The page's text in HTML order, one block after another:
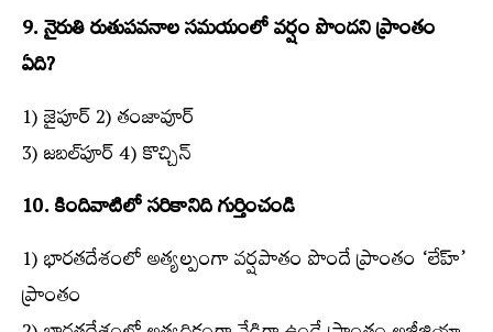
9. నైరుతి రుతుపవనాల సమయంలో వర్షం పొందని ప్రాంతం
ఏది?
1) జైపూర్‌ 2) తంజావూర్‌
3) జబల్‌పూర్‌ 4) కొచ్చిన్‌
10. కిందివాటిలో సరికానిది గుర్తించండి
1) భారతదేశంలో అత్యల్పంగా వర్షపాతం పొందే ప్రాంతం ‘లేహ్‌’
ప్రాంతం